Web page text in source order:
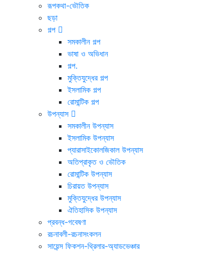
রূপকথা-ভৌতিক
ছড়া
গল্প
সমকালীন গল্প
ভাষা ও অভিধান
গল্প.
মুক্তিযুদ্ধের গল্প
ইসলামিক গল্প
রোমান্টিক গল্প
উপন্যাস
সমকালীন উপন্যাস
ইসলামিক উপন্যাস
প্যারাসাইকোলজিকাল উপন্যাস
অতিপ্রাকৃত ও ভৌতিক
রোমান্টিক উপন্যাস
চিরায়ত উপন্যাস
মুক্তিযুদ্ধের উপন্যাস
ঐতিহাসিক উপন্যাস
প্রবন্ধ-গবেষণা
রচনাবলী-রচনাসংকলন
সায়েন্স ফিকশন-থ্রিলার-অ্যাডভেঞ্চার